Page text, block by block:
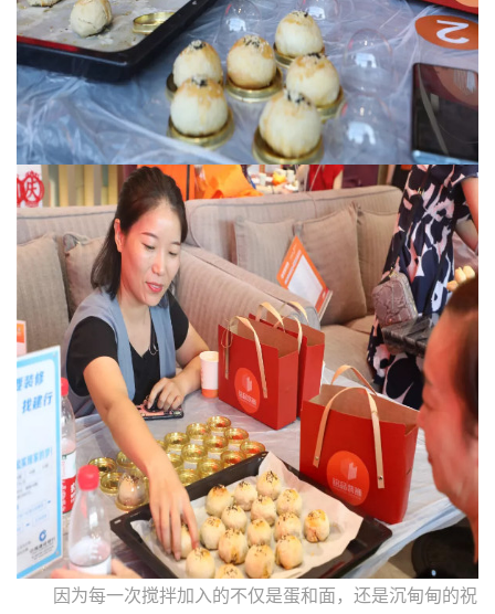
因为每一次搅拌加入的不仅是蛋和面，还是沉甸甸的祝